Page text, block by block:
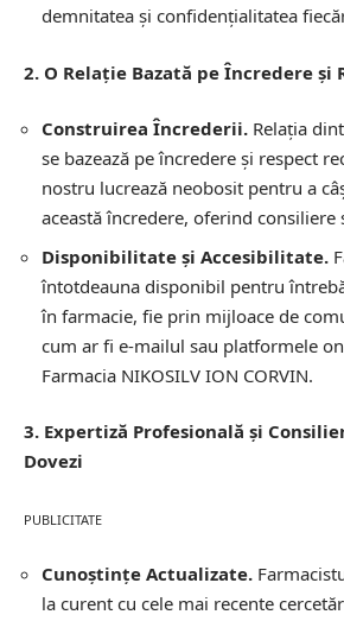
demnitatea și confidențialitatea
2. O Relație Bazată pe Încredere și
Construirea Încrederii. Relația
se bazează pe încredere și respect
nostru lucrează neobosit pentru a
această încredere, oferind consiliere
Disponibilitate și Accesibilitate.
întotdeauna disponibil pentru
în farmacie, fie prin mijloace de
cum ar fi e-mailul sau platformele
Farmacia NIKOSILV ION CORVIN.
3. Expertiză Profesională și
Dovezi
PUBLICITATE
Cunoștințe Actualizate.
la curent cu cele mai recente